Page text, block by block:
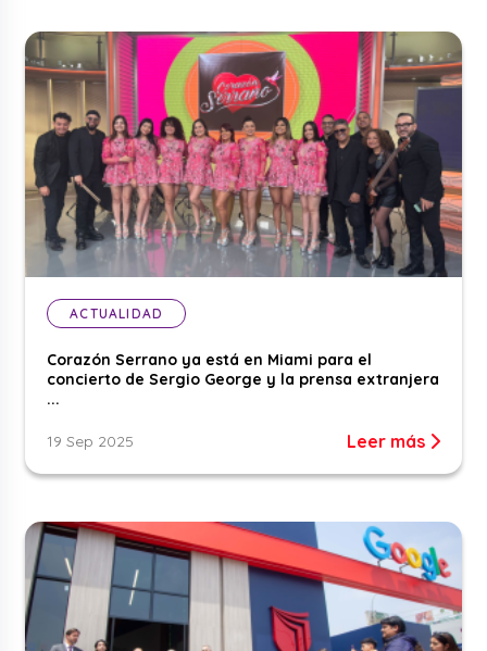
ACTUALIDAD
Corazón Serrano ya está en Miami para el
concierto de Sergio George y la prensa extranjera
...
19 Sep 2025 Leer más